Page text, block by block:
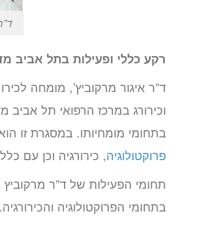
רקע כללי ופעילות בתל אביב
ד”ר איגור מרקוביץ’, מומחה
וכירורג במרכז הרפואי תל אביב
בתחומי מומחיותו. במסגרת זו
פרוקטולוגיה, כירורגיה וכן עם
תחומי הפעילות של ד”ר מרקוביץ
בתחומי הפרוקטולוגיה והכירורגיה.